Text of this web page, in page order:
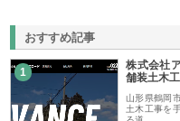
おすすめ記事
1
株式会社
舗装土木
山形県鶴岡
土木工事を